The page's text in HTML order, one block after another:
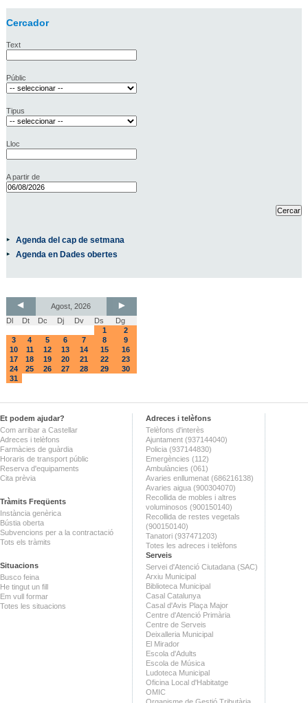
Cercador
Text
Públic
Tipus
Lloc
A partir de
Agenda del cap de setmana
Agenda en Dades obertes
Agost, 2026
Dl
Dt Dc Dj Dv Ds
Dg
1
2
3
4 5 6 7 8
9
10
11 12 13 14 15
16
17
18 19 20 21 22
23
24
25 26 27 28 29
30
31
Et podem ajudar?
Com arribar a Castellar
Adreces i telèfons
Farmàcies de guàrdia
Horaris de transport públic
Reserva d'equipaments
Cita prèvia
Tràmits Freqüents
Instància genèrica
Bústia oberta
Subvencions per a la contractació
Tots els tràmits
Situacions
Busco feina
He tingut un fill
Em vull formar
Totes les situacions
Adreces i telèfons
Telèfons d'interès
Ajuntament (937144040)
Policia (937144830)
Emergències (112)
Ambulàncies (061)
Avaries enllumenat (686216138)
Avaries aigua (900304070)
Recollida de mobles i altres
voluminosos (900150140)
Recollida de restes vegetals
(900150140)
Tanatori (937471203)
Totes les adreces i telèfons
Serveis
Servei d'Atenció Ciutadana (SAC)
Arxiu Municipal
Biblioteca Municipal
Casal Catalunya
Casal d'Avis Plaça Major
Centre d'Atenció Primària
Centre de Serveis
Deixalleria Municipal
El Mirador
Escola d'Adults
Escola de Música
Ludoteca Municipal
Oficina Local d'Habitatge
OMIC